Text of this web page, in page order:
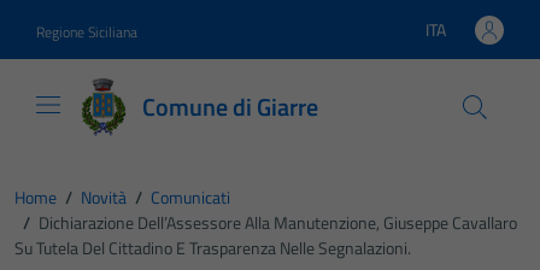
Regione Siciliana Lingua attiva:
ITA
Comune di Giarre
Home / Novità / Comunicati
/ Dichiarazione Dell’Assessore Alla Manutenzione, Giuseppe Cavallaro
Su Tutela Del Cittadino E Trasparenza Nelle Segnalazioni.